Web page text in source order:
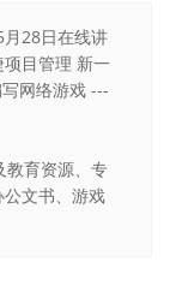
月28日在线讲
项目管理 新一
网络游戏 ---
教育资源、专
文书、游戏